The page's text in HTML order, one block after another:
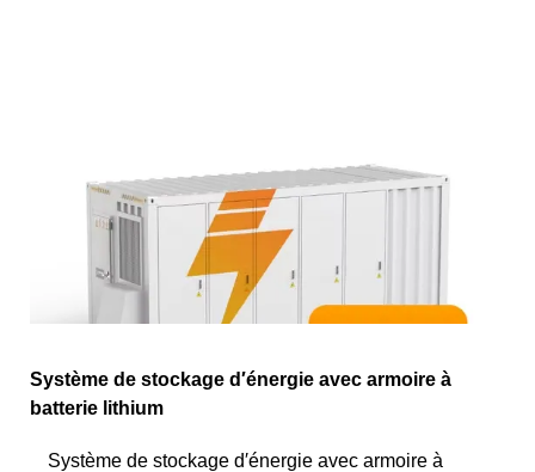
Système de stockage d′énergie avec armoire à
batterie lithium
Système de stockage d′énergie avec armoire à